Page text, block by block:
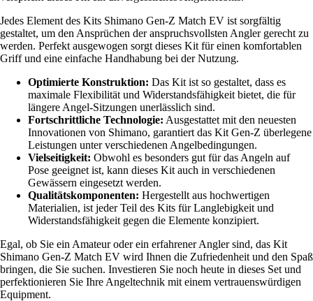
Jedes Element des Kits Shimano Gen-Z Match EV ist sorgfältig
gestaltet, um den Ansprüchen der anspruchsvollsten Angler gerecht zu
werden. Perfekt ausgewogen sorgt dieses Kit für einen komfortablen
Griff und eine einfache Handhabung bei der Nutzung.
Optimierte Konstruktion: Das Kit ist so gestaltet, dass es
maximale Flexibilität und Widerstandsfähigkeit bietet, die für
längere Angel-Sitzungen unerlässlich sind.
Fortschrittliche Technologie: Ausgestattet mit den neuesten
Innovationen von Shimano, garantiert das Kit Gen-Z überlegene
Leistungen unter verschiedenen Angelbedingungen.
Vielseitigkeit: Obwohl es besonders gut für das Angeln auf
Pose geeignet ist, kann dieses Kit auch in verschiedenen
Gewässern eingesetzt werden.
Qualitätskomponenten: Hergestellt aus hochwertigen
Materialien, ist jeder Teil des Kits für Langlebigkeit und
Widerstandsfähigkeit gegen die Elemente konzipiert.
Egal, ob Sie ein Amateur oder ein erfahrener Angler sind, das Kit
Shimano Gen-Z Match EV wird Ihnen die Zufriedenheit und den Spaß
bringen, die Sie suchen. Investieren Sie noch heute in dieses Set und
perfektionieren Sie Ihre Angeltechnik mit einem vertrauenswürdigen
Equipment.